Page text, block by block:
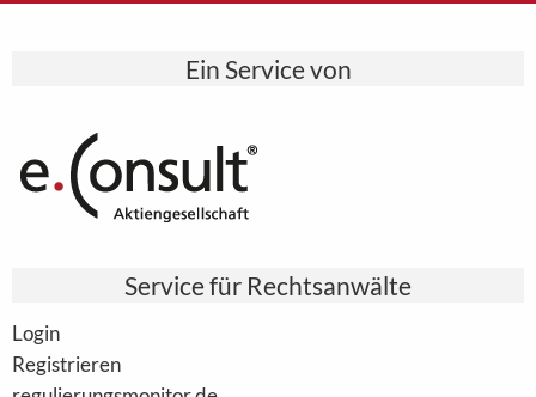
Ein Service von
Service für Rechtsanwälte
Login
Registrieren